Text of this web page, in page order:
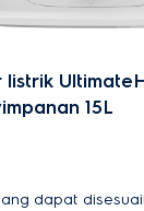
15L
dapat